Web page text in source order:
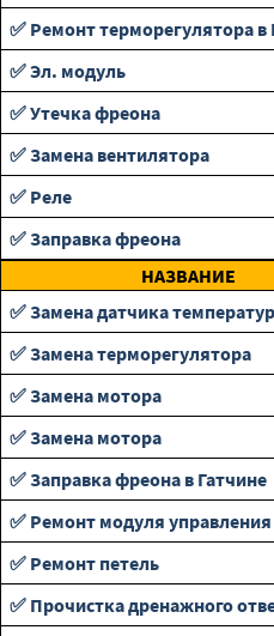
✅ Ремонт терморегулятора в
✅ Эл. модуль
✅ Утечка фреона
✅ Замена вентилятора
✅ Реле
✅ Заправка фреона
НАЗВАНИЕ
✅ Замена датчика
✅ Замена терморегулятора
✅ Замена мотора
✅ Замена мотора
✅ Заправка фреона в Гатчине
✅ Ремонт модуля управления
✅ Ремонт петель
✅ Прочистка дренажного